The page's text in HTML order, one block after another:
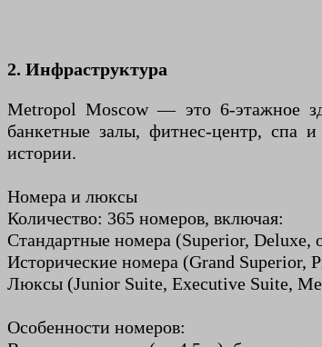
2. Инфраструктура
Metropol Moscow — это 6-этажное
банкетные залы, фитнес-центр, спа
истории.
Номера и люксы
Количество: 365 номеров, включая:
Стандартные номера (Superior, Deluxe,
Исторические номера (Grand Superior,
Люксы (Junior Suite, Executive Suite,
Особенности номеров: